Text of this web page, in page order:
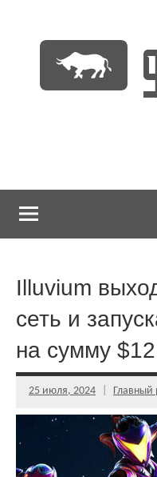
содержимому
Illuvium
сеть и
на сумму
25 июля, 2024 Главный